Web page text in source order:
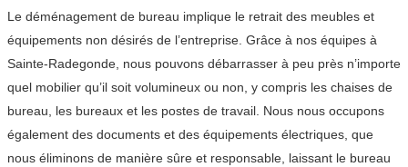
Le déménagement de bureau implique le retrait des meubles et
équipements non désirés de l’entreprise. Grâce à nos équipes à
Sainte-Radegonde, nous pouvons débarrasser à peu près n’importe
quel mobilier qu’il soit volumineux ou non, y compris les chaises de
bureau, les bureaux et les postes de travail. Nous nous occupons
également des documents et des équipements électriques, que
nous éliminons de manière sûre et responsable, laissant le bureau